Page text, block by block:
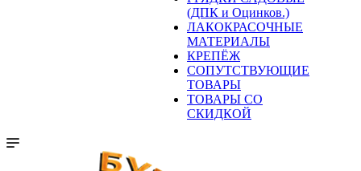
(ДПК и Оцинков.)
ЛАКОКРАСОЧНЫЕ
МАТЕРИАЛЫ
КРЕПЁЖ
СОПУТСТВУЮЩИЕ
ТОВАРЫ
ТОВАРЫ СО
СКИДКОЙ